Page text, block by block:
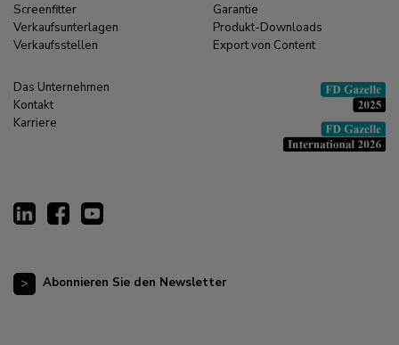
Screenfitter
Verkaufsunterlagen
Verkaufsstellen
Garantie
Produkt-Downloads
Export von Content
Das Unternehmen
Kontakt
Karriere
Abonnieren Sie den Newsletter